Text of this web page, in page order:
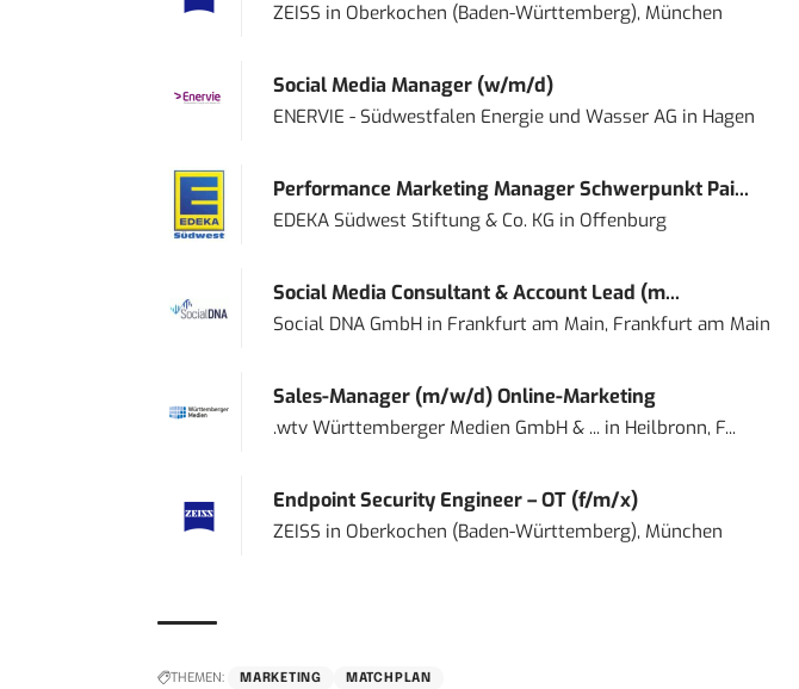
ZEISS in Oberkochen (Baden-Württemberg), München
Social Media Manager (w/m/d)
ENERVIE - Südwestfalen Energie und Wasser AG in Hagen
Performance Marketing Manager Schwerpunkt Pai...
EDEKA Südwest Stiftung & Co. KG in Offenburg
Social Media Consultant & Account Lead (m...
Social DNA GmbHin Frankfurt am Main, Frankfurt am Main
Sales-Manager (m/w/d) Online-Marketing
.wtv Württemberger Medien GmbH & ...in Heilbronn, F...
Endpoint Security Engineer – OT (f/m/x)
ZEISS in Oberkochen (Baden-Württemberg), München
THEMEN: MARKETING MATCHPLAN